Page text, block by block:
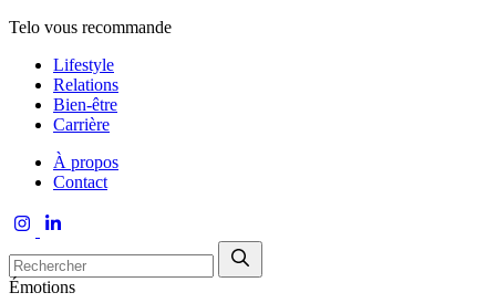
Telo vous recommande
Lifestyle
Relations
Bien-être
Carrière
À propos
Contact
Émotions